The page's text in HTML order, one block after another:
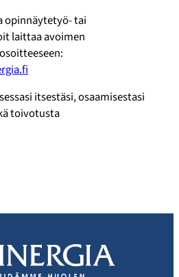
opinnäytetyö- tai
laittaa avoimen
itsestäsi, osaamisestasi
toivotusta